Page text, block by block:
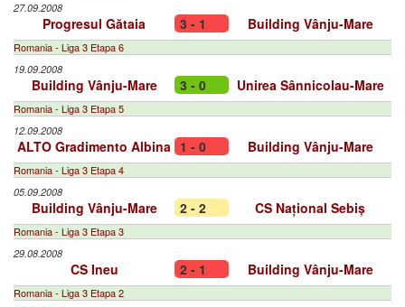
27.09.2008
Progresul Gătaia 3 - 1 Building Vânju-Mare
Romania - Liga 3 Etapa 6
19.09.2008
Building Vânju-Mare 3 - 0 Unirea Sânnicolau-Mare
Romania - Liga 3 Etapa 5
12.09.2008
ALTO Gradimento Albina 1 - 0 Building Vânju-Mare
Romania - Liga 3 Etapa 4
05.09.2008
Building Vânju-Mare 2 - 2 CS Național Sebiș
Romania - Liga 3 Etapa 3
29.08.2008
CS Ineu 2 - 1 Building Vânju-Mare
Romania - Liga 3 Etapa 2